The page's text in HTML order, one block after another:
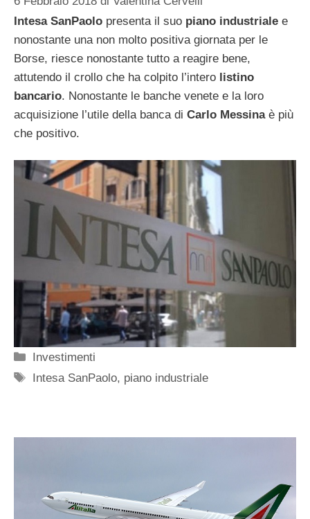
Intesa SanPaolo presenta il suo piano industriale e
nonostante una non molto positiva giornata per le
Borse, riesce nonostante tutto a reagire bene,
attutendo il crollo che ha colpito l’intero listino
bancario. Nonostante le banche venete e la loro
acquisizione l’utile della banca di Carlo Messinaè più
che positivo.
Categorie
Investimenti
Tag
Intesa SanPaolo, piano industriale